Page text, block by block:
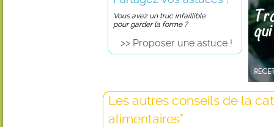
Vous avez un truc infaillible
pour garder la forme ?
>> Proposer une astuce !
Les autres conseils de la
alimentaires"